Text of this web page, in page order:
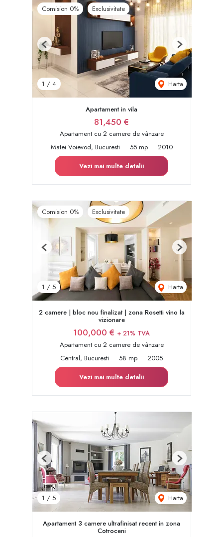
Comision 0% Exclusivitate
1 / 4 Harta
Previous Next
Apartament in vila
81,450 €
Apartament cu 2 camere de vânzare
Matei Voievod, Bucuresti
55 mp
2010
Vezi mai multe detalii
Comision 0% Exclusivitate
1 / 5 Harta
Previous Next
2 camere | bloc nou finalizat | zona Rosetti vino la
vizionare
100,000 € + 21% TVA
Apartament cu 2 camere de vânzare
Central, Bucuresti
58 mp
2005
Vezi mai multe detalii
1 / 5 Harta
Previous Next
Apartament 3 camere ultrafinisat recent in zona
Cotroceni